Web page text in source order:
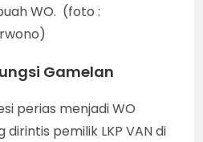
WO. (foto :
Gamelan
perias menjadi WO
pemilik LKP VAN di